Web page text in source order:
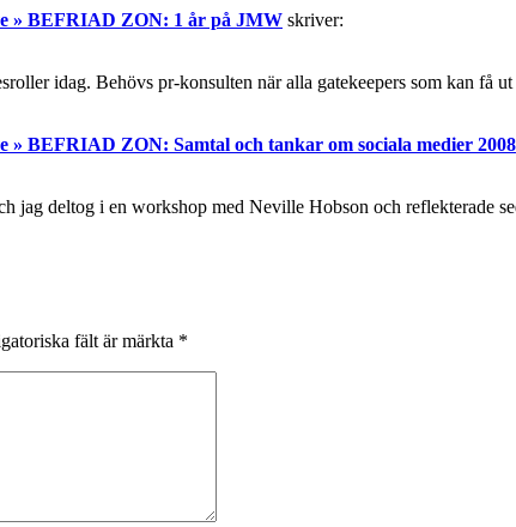
» BEFRIAD ZON: 1 år på JMW skriver:
idag. Behövs pr-konsulten när alla gatekeepers som kan få
BEFRIAD ZON: Samtal och tankar om sociala medier 2008
jag deltog i en workshop med Neville Hobson och reflekterade
fält är märkta *